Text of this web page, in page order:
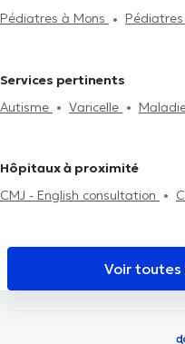
Pédiatres à Mons
Services pertinents
Autisme
Varicelle
Hôpitaux à proximité
CMJ - English consultation
Clinique
Centre Biloba
Centre de
Centre de
Voir